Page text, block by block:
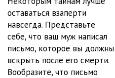
Глава 07. Вторник
Глава 08. Вторник
Глава 09. Вторник
Глава 10. Вторник
оставаться взаперти
навсегда. Представьте
себе, что ваш муж написал
письмо, которое вы должны
вскрыть после его смерти.
Вообразите, что письмо